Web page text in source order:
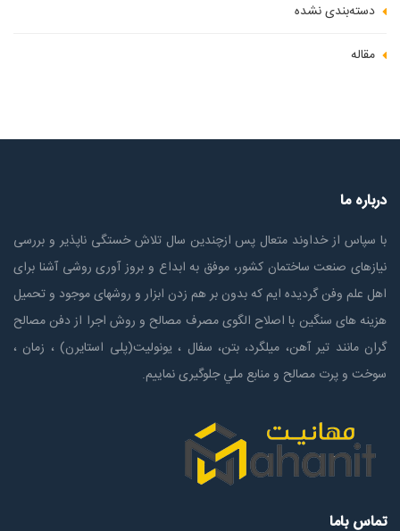
دسته‌بندی نشده
مقاله
درباره ما
با سپاس از خداوند متعال پس ازچندين سال تلاش خستگی ناپذير و بررسی
نیازهای صنعت ساختمان كشور، موفق به ابداع و بروز آوری روشی آشنا برای
اهل علم وفن گردیده ایم که بدون بر هم زدن ابزار و روشهای موجود و تحمیل
هزینه های سنگین با اصلاح الگوی مصرف مصالح و روش اجرا از دفن مصالح
گران مانند تیر آهن، میلگرد، بتن، سفال ، یونولیت(پلی استايرن) ، زمان ،
سوخت و پرت مصالح و منابع ملي جلوگیری نماییم.
تماس باما